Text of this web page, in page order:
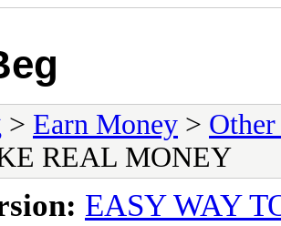
> Earn Money >
REAL MONEY
EASY WAY